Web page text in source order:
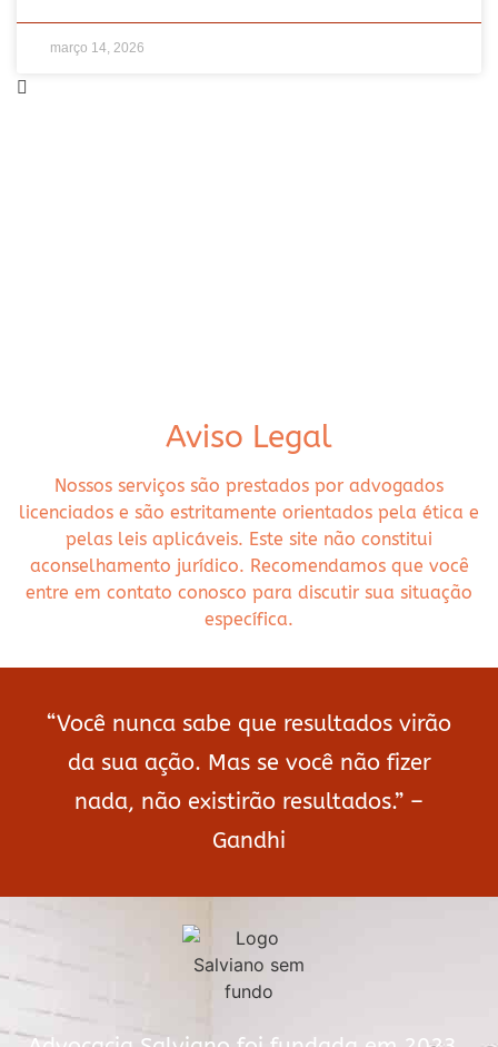
março 14, 2026
Aviso Legal
Nossos serviços são prestados por advogados
licenciados e são estritamente orientados pela ética e
pelas leis aplicáveis. Este site não constitui
aconselhamento jurídico. Recomendamos que você
entre em contato conosco para discutir sua situação
específica.
“Você nunca sabe que resultados virão
da sua ação. Mas se você não fizer
nada, não existirão resultados.” –
Gandhi